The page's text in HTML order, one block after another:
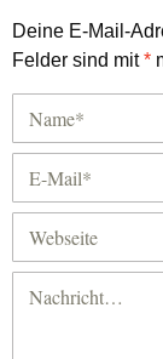
Deine E-Mail-
Felder sind mit*